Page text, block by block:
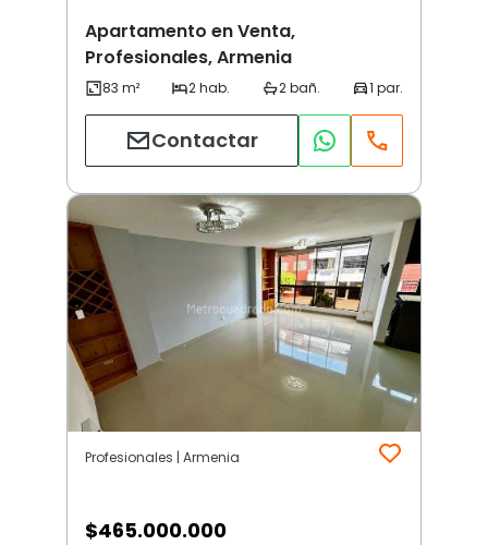
Apartamento en Venta,
Profesionales, Armenia
Contactar
Profesionales | Armenia
$465.000.000